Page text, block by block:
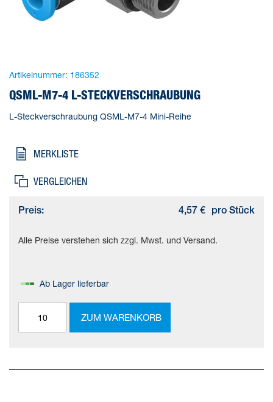
Artikelnummer: 186352
QSML-M7-4 L-STECKVERSCHRAUBUNG
L-Steckverschraubung QSML-M7-4 Mini-Reihe
MERKLISTE
VERGLEICHEN
Preis: 4,57 € pro Stück
Alle Preise verstehen sich zzgl. Mwst. und Versand.
Ab Lager lieferbar
ZUM WARENKORB